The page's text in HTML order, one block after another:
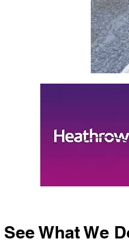
What We